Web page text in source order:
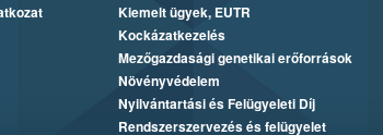
Kiemelt ügyek, EUTR
Kockázatkezelés
Mezőgazdasági genetikai erőforrások
Növényvédelem
Nyilvántartási és Felügyeleti Díj
Rendszerszervezés és felügyelet